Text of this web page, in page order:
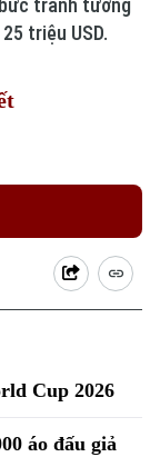
tranh tường
triệu USD.
Cup 2026
áo đấu giả